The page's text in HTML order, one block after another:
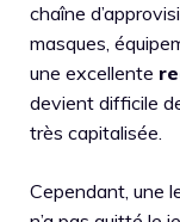
chaîne
masques,
une excellente
devient difficile
très capitalisée.
Cependant, une